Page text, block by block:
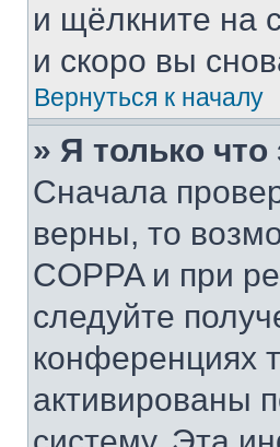
и щёлкните на
и скоро вы
Вернуться к началу
» Я только
Сначала
верны, то
COPPA и при
следуйте
конференциях
активированы